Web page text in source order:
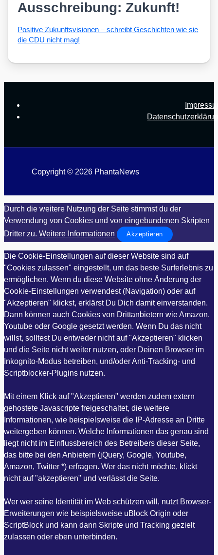
Ausschreibung: Zukunft!
Posi­ti­ve Zukunfts­vi­sio­nen – schreibt Geschich­ten wie sie
die CDU nicht mag!
Copyright © 2026 PhantaNews
Durch die weitere Nutzung der Seite stimmst du der
Verwendung von Cookies und von eingebundenen Skripten
Dritter zu. Weitere Informationen Akzeptieren
Die Cookie-Einstellungen auf dieser Website sind auf
"Cookies zulassen" eingestellt, um das beste Surferlebnis zu
ermöglichen. Wenn du diese Website ohne Änderung der
Cookie-Einstellungen verwendest (Navigation) oder auf
"Akzeptieren" klickst, erklärst Du Dich damit einverstanden.
Dann können auch Cookies von Drittanbietern wie Amazon,
Youtube oder Google gesetzt werden. Wenn Du das nicht
willst, solltest Du entweder nicht auf "Akzeptieren" klicken
und die Seite nicht weiter nutzen, oder Deinen Browser im
Inkognito-Modus betreiben, und/oder Anti-Tracking- und
Scriptblocker-Plugins nutzen.
Mit einem Klick auf "Akzeptieren" werden zudem extern
gehostete Javascripte freigeschaltet, die weitere
Informationen, wie beispielsweise die IP-Adresse an Dritte
weitergeben können. Welche Informationen das genau sind
liegt nicht im Einflussbereich des Betreibers dieser Seite,
das bitte bei den Anbietern (jQuery, Google, Youtube,
Amazon, Twitter *) erfragen. Wer das nicht möchte, klickt
nicht auf "akzeptieren" und verlässt die Seite.
Wer wer seine Identität im Web schützen will, nutzt Browser-
Erweiterungen wie beispielsweise uBlock Origin oder
ScriptBlock und kann dann Skripte und Tracking gezielt
zulassen oder eben unterbinden.